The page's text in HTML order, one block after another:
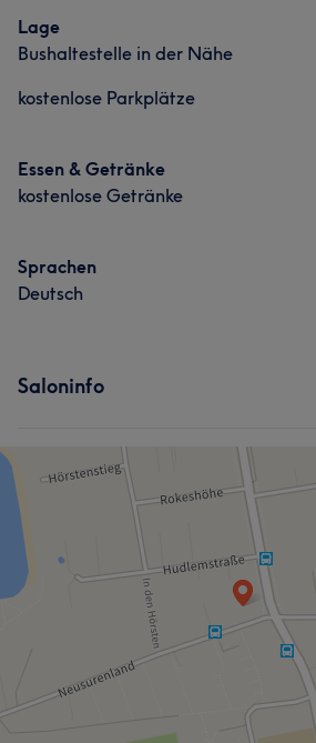
Lage
Bushaltestelle in der Nähe
kostenlose Parkplätze
Essen & Getränke
kostenlose Getränke
Sprachen
Deutsch
Saloninfo